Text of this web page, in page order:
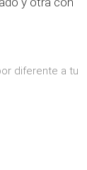
diferente a tu